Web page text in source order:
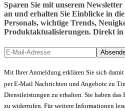
Sparen Sie mit unserem
an und erhalten Sie Einblicke in
Personals, wichtige Trends,
Produktaktualisierungen. Direkt
Mit Ihrer Anmeldung erklären Sie sich
per E-Mail Nachrichten und Angebote zu
Dienstleistungen zu erhalten. Sie haben
zu widerrufen. Für weitere Informationen